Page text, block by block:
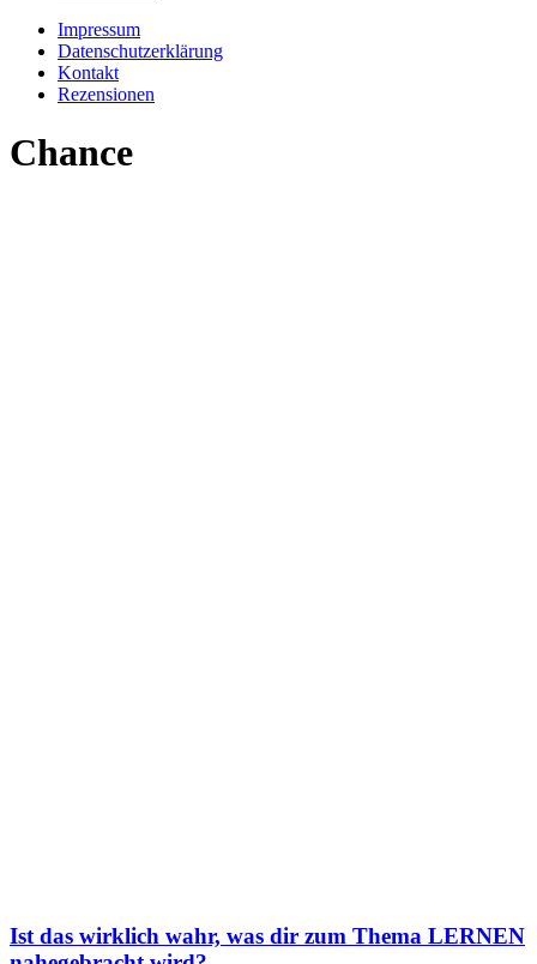
Impressum
Datenschutzerklärung
Kontakt
Rezensionen
Chance
Ist das wirklich wahr, was dir zum Thema LERNEN